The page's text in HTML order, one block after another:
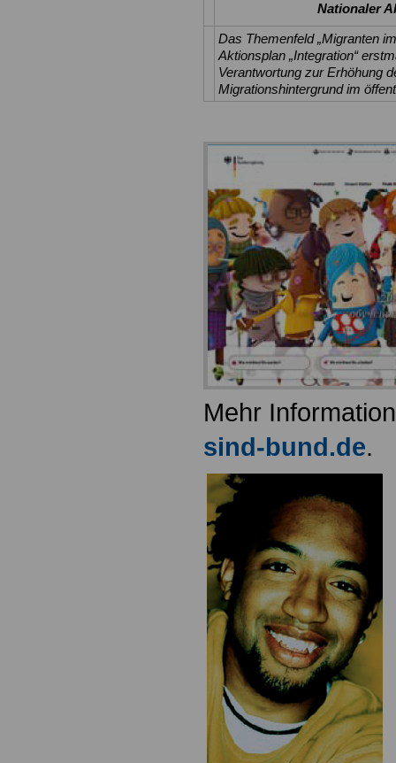
Nationaler
Das Themenfeld „Migranten
Aktionsplan „Integration“
Verantwortung zur Erhöhung
Migrationshintergrund im
Mehr
sind-bund.de.